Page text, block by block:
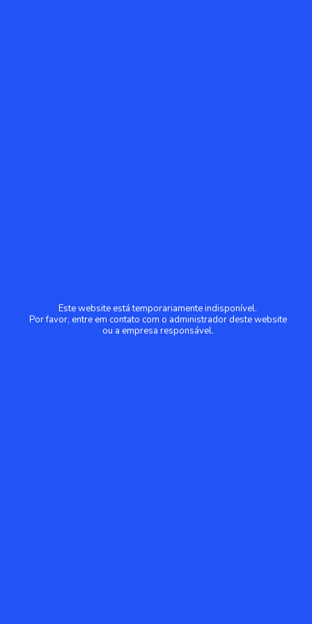
Este website está temporariamente indisponível.
Por favor, entre em contato com o administrador deste website
ou a empresa responsável.